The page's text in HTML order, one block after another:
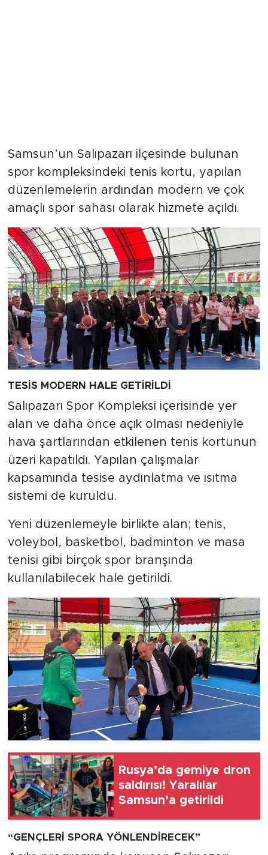
Samsun’un Salıpazarı ilçesinde bulunan
spor kompleksindeki tenis kortu, yapılan
düzenlemelerin ardından modern ve çok
amaçlı spor sahası olarak hizmete açıldı.
TESİS MODERN HALE GETİRİLDİ
Salıpazarı Spor Kompleksi içerisinde yer
alan ve daha önce açık olması nedeniyle
hava şartlarından etkilenen tenis kortunun
üzeri kapatıldı. Yapılan çalışmalar
kapsamında tesise aydınlatma ve ısıtma
sistemi de kuruldu.
Yeni düzenlemeyle birlikte alan; tenis,
voleybol, basketbol, badminton ve masa
tenisi gibi birçok spor branşında
kullanılabilecek hale getirildi.
Rusya’da gemiye dron
saldırısı! Yaralılar
Samsun’a getirildi
“GENÇLERİ SPORA YÖNLENDİRECEK”